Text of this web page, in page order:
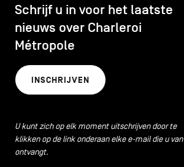
Schrijf u in voor het laatste
nieuws over Charleroi
Métropole
INSCHRIJVEN
U kunt zich op elk moment uitschrijven door te
klikken op de link onderaan elke e-mail die u van
ontvangt.